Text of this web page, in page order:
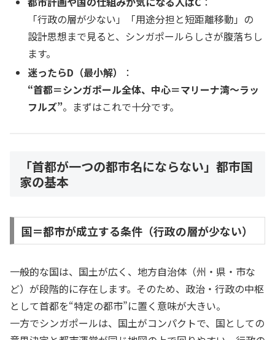
「行政の層が少ない」「用途分担と短距離移動」の
設計思想まで見ると、シンガポールらしさが腹落ちし
ます。
迷ったらD（最小解）
：
“首都＝シンガポール全体、中心＝マリーナ湾〜ラッ
フルズ”。まずはこれで十分です。
「首都が一つの都市名にならない」都市国
家の基本
国＝都市が成立する条件（行政の層が少ない）
一般的な国は、国土が広く、地方自治体（州・県・市な
ど）が段階的に存在します。そのため、政治・行政の中枢
として首都を“特定の都市”に置く意味が大きい。
一方でシンガポールは、国土がコンパクトで、国としての